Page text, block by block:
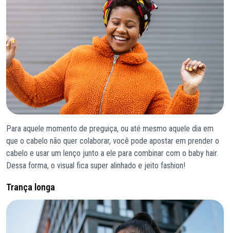
Para aquele momento de preguiça, ou até mesmo aquele dia em
que o cabelo não quer colaborar, você pode apostar em prender o
cabelo e usar um lenço junto a ele para combinar com o baby hair.
Dessa forma, o visual fica super alinhado e jeito fashion!
Trança longa